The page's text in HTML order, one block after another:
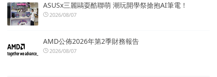
ASUSx三麗鷗耍酷聯萌 潮玩開學祭搶抱AI筆電！
2026/08/07
AMD公佈2026年第2季財務報告
2026/08/07